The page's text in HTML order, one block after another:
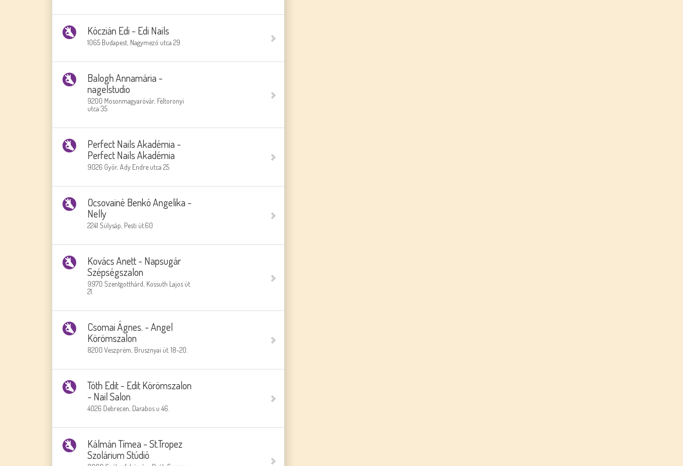
Kóczián Edi - Edi Nails
1065 Budapest, Nagymező utca 29
Balogh Annamária -
nagelstudio
9200 Mosonmagyaróvár, Féltoronyi
utca 35
Perfect Nails Akadémia -
Perfect Nails Akadémia
9026 Győr, Ady Endre utca 25
Ocsovainè Benkó Angelika -
Nelly
2241 Sülysáp, Pesti út.60
Kovács Anett - Napsugár
Szépségszalon
9970 Szentgotthárd, Kossuth Lajos út
21.
Csomai Ágnes. - Angel
Körömszalon
8200 Veszprém, Brusznyai út. 18-20.
Tóth Edit - Edit Körömszalon
- Nail Salon
4026 Debrecen, Darabos u 46.
Kálmán Tímea - St.Tropez
Szolárium Stúdió